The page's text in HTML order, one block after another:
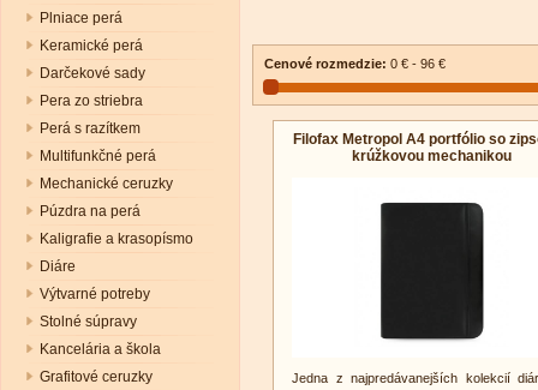
Plniace perá
Keramické perá
Darčekové sady
Pera zo striebra
Perá s razítkem
Multifunkčné perá
Mechanické ceruzky
Púzdra na perá
Kaligrafie a krasopísmo
Diáre
Výtvarné potreby
Stolné súpravy
Kancelária a škola
Grafitové ceruzky
Cenové rozmedzie: 0 € - 96 €
Filofax Metropol A4 portfólio so
krúžkovou mechanikou
Jedna z najpredávanejších kolekcií